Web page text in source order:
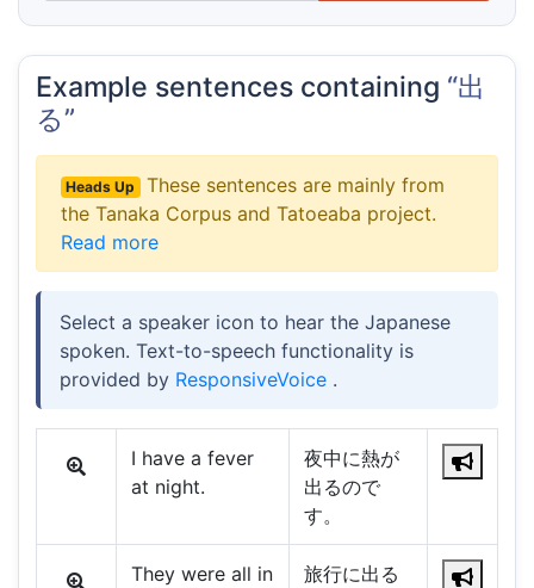
Example sentences containing “出
る”
Heads Up
These sentences are mainly from
the Tanaka Corpus and Tatoeaba project.
Read more
Select a speaker icon to hear the Japanese
spoken. Text-to-speech functionality is
provided by ResponsiveVoice .
I have a fever
at night.
夜中に熱が
出るので
す。
They were all in
旅行に出る